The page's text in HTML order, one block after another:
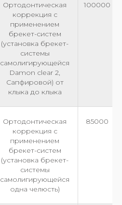
Ортодонтическая
коррекция с
применением
брекет-систем
(установка брекет-
системы
самолигирующейся
Damon clear 2,
Сапфировой) от
клыка до клыка
100000
Ортодонтическая
коррекция с
применением
брекет-систем
(установка брекет-
системы
самолигирующейся
одна челюсть)
85000